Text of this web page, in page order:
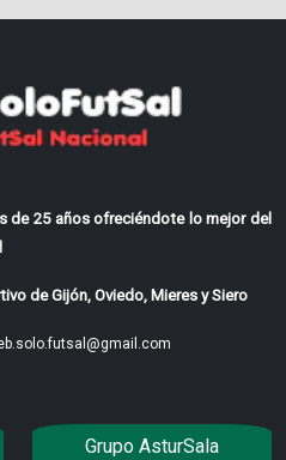
de 25 años ofreciéndote lo mejor del
de Gijón, Oviedo, Mieres y Siero
Grupo AsturSala